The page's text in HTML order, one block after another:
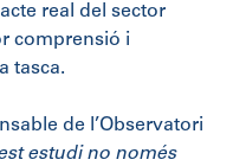
real del sector
comprensió i
tasca.
de l’Observatori
estudi no només